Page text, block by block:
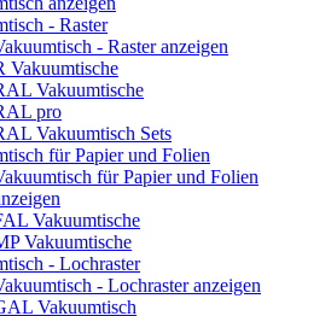
- Raster
- Raster anzeigen
Vakuumtische
Vakuumtische
pro
Vakuumtisch Sets
für Papier und Folien
für Papier und Folien
Vakuumtische
Vakuumtische
- Lochraster
- Lochraster anzeigen
Vakuumtisch